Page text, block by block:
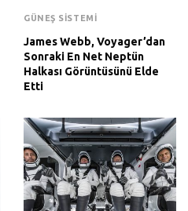
GÜNEŞ SISTEMI
James Webb, Voyager’dan
Sonraki En Net Neptün
Halkası Görüntüsünü Elde
Etti